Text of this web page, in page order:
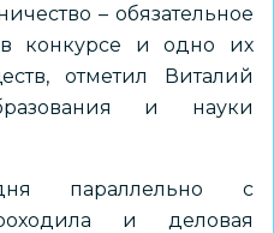
– обязательное
конкурсе и одно их
отметил Виталий
и науки
параллельно с
и деловая